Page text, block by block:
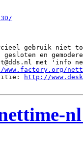
gebruik niet
en
met 'info
http://